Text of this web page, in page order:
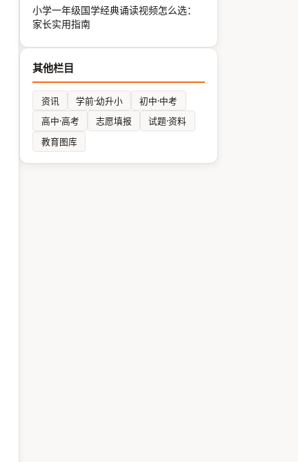
小学一年级国学经典诵读视频怎么选：
家长实用指南
其他栏目
资讯 学前·幼升小
初中·中考
高中·高考
志愿填报
试题·资料
教育图库